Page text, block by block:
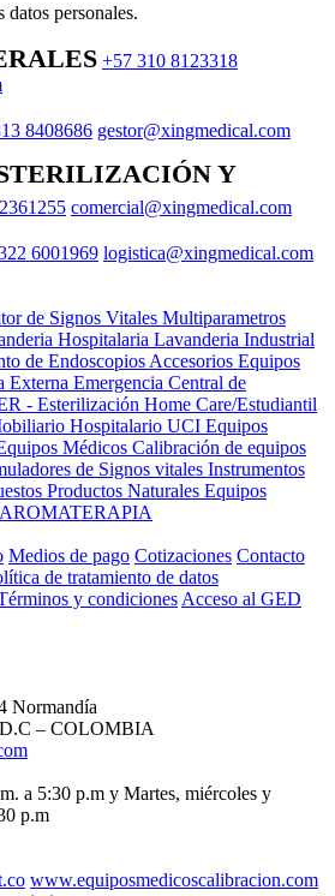
personales.
+57 310 8123318
8408686 gestor@xingmedical.com
Y
comercial@xingmedical.com
6001969 logistica@xingmedical.com
de Signos Vitales Multiparametros
Hospitalaria Lavanderia Industrial
de Endoscopios Accesorios Equipos
Externa Emergencia Central de
- Esterilización Home Care/Estudiantil
Hospitalario UCI Equipos
Médicos Calibración de equipos
de Signos vitales Instrumentos
Productos Naturales Equipos
AROMATERAPIA
Medios de pago Cotizaciones Contacto
de tratamiento de datos
y condiciones Acceso al GED
Normandía
– COLOMBIA
a 5:30 p.m y Martes, miércoles y
p.m
www.equiposmedicoscalibracion.com